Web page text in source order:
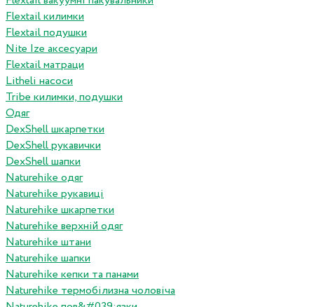
Flextail килимки
Flextail подушки
Nite Ize аксесуари
Flextail матраци
Litheli насоси
Tribe килимки, подушки
Одяг
DexShell шкарпетки
DexShell рукавички
DexShell шапки
Naturehike одяг
Naturehike рукавиці
Naturehike шкарпетки
Naturehike верхній одяг
Naturehike штани
Naturehike шапки
Naturehike кепки та панами
Naturehike термобілизна чоловіча